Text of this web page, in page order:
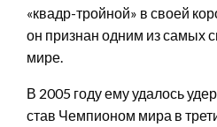
«квадр-тройной» в своей
он признан одним из самых
мире.
В 2005 году ему удалось
став Чемпионом мира в